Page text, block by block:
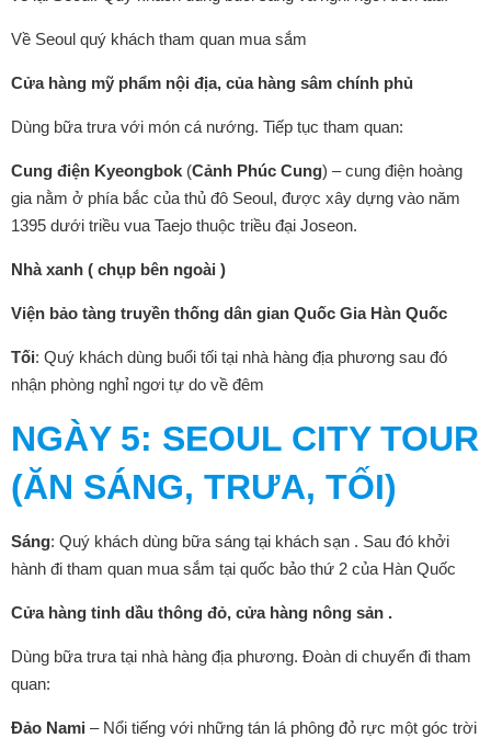
Về Seoul quý khách tham quan mua sắm
Cửa hàng mỹ phẩm nội địa, của hàng sâm chính phủ
Dùng bữa trưa với món cá nướng. Tiếp tục tham quan:
Cung điện Kyeongbok (Cảnh Phúc Cung) – cung điện hoàng
gia nằm ở phía bắc của thủ đô Seoul, được xây dựng vào năm
1395 dưới triều vua Taejo thuộc triều đại Joseon.
Nhà xanh ( chụp bên ngoài )
Viện bảo tàng truyền thống dân gian Quốc Gia Hàn Quốc
Tối: Quý khách dùng buổi tối tại nhà hàng địa phương sau đó
nhận phòng nghỉ ngơi tự do về đêm
NGÀY 5: SEOUL CITY TOUR
(ĂN SÁNG, TRƯA, TỐI)
Sáng: Quý khách dùng bữa sáng tại khách sạn . Sau đó khởi
hành đi tham quan mua sắm tại quốc bảo thứ 2 của Hàn Quốc
Cửa hàng tinh dầu thông đỏ, cửa hàng nông sản .
Dùng bữa trưa tại nhà hàng địa phương. Đoàn di chuyển đi tham
quan:
Đảo Nami – Nổi tiếng với những tán lá phông đỏ rực một góc trời